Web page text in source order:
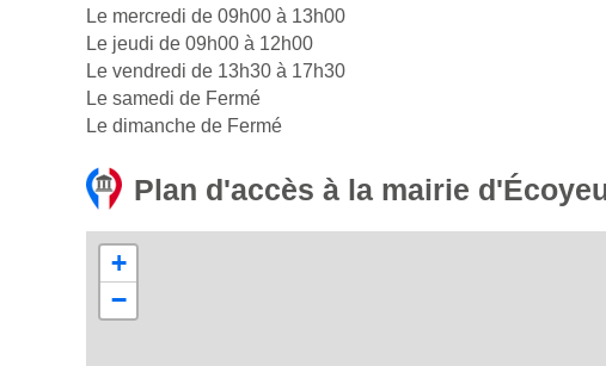
Le mercredi de 09h00 à 13h00
Le jeudi de 09h00 à 12h00
Le vendredi de 13h30 à 17h30
Le samedi de Fermé
Le dimanche de Fermé
Plan d'accès à la mairie
+
−